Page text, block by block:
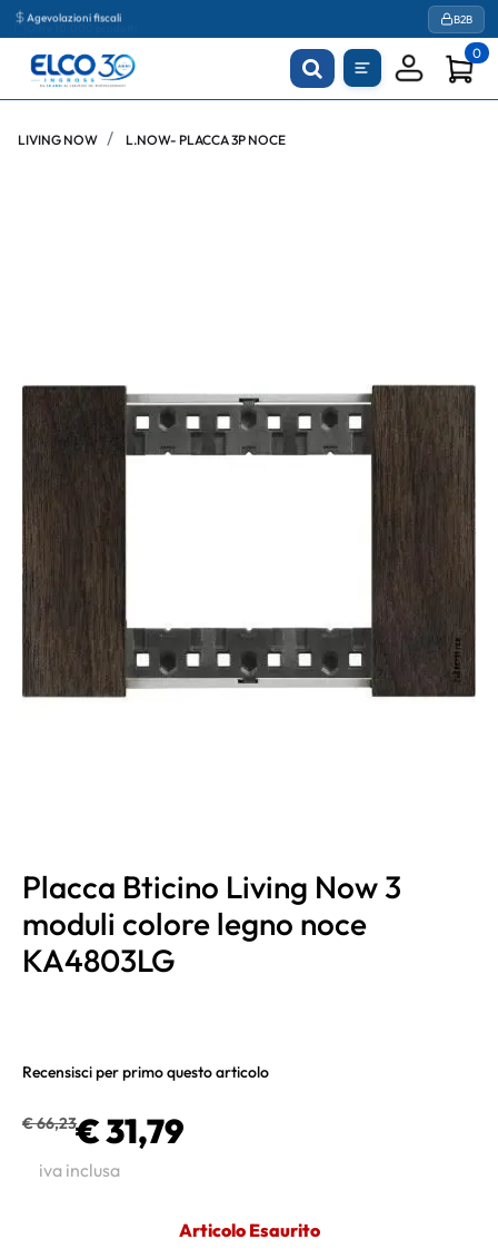
Agevolazioni fiscali B2B
0
LIVING NOW L.NOW- PLACCA 3P NOCE
Placca Bticino Living Now 3
moduli colore legno noce
KA4803LG
Recensisci per primo questo articolo
€ 66,23€ 31,79
iva inclusa
Articolo Esaurito